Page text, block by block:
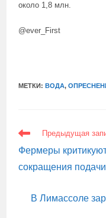
около 1,8 млн.
@ever_First
МЕТКИ:ВОДА,
ЕЩЕ
СТАТЬИ
Предыдущая
Фермеры
сокращения
В Лимассоле